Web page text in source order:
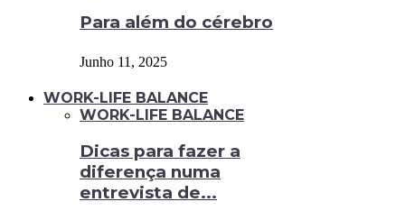
Para além do cérebro
Junho 11, 2025
WORK-LIFE BALANCE
WORK-LIFE BALANCE
Dicas para fazer a
diferença numa
entrevista de...